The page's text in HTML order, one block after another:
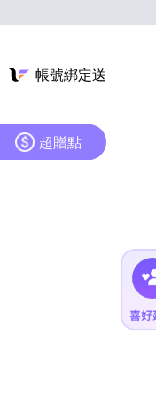
帳號綁定送
超贈點